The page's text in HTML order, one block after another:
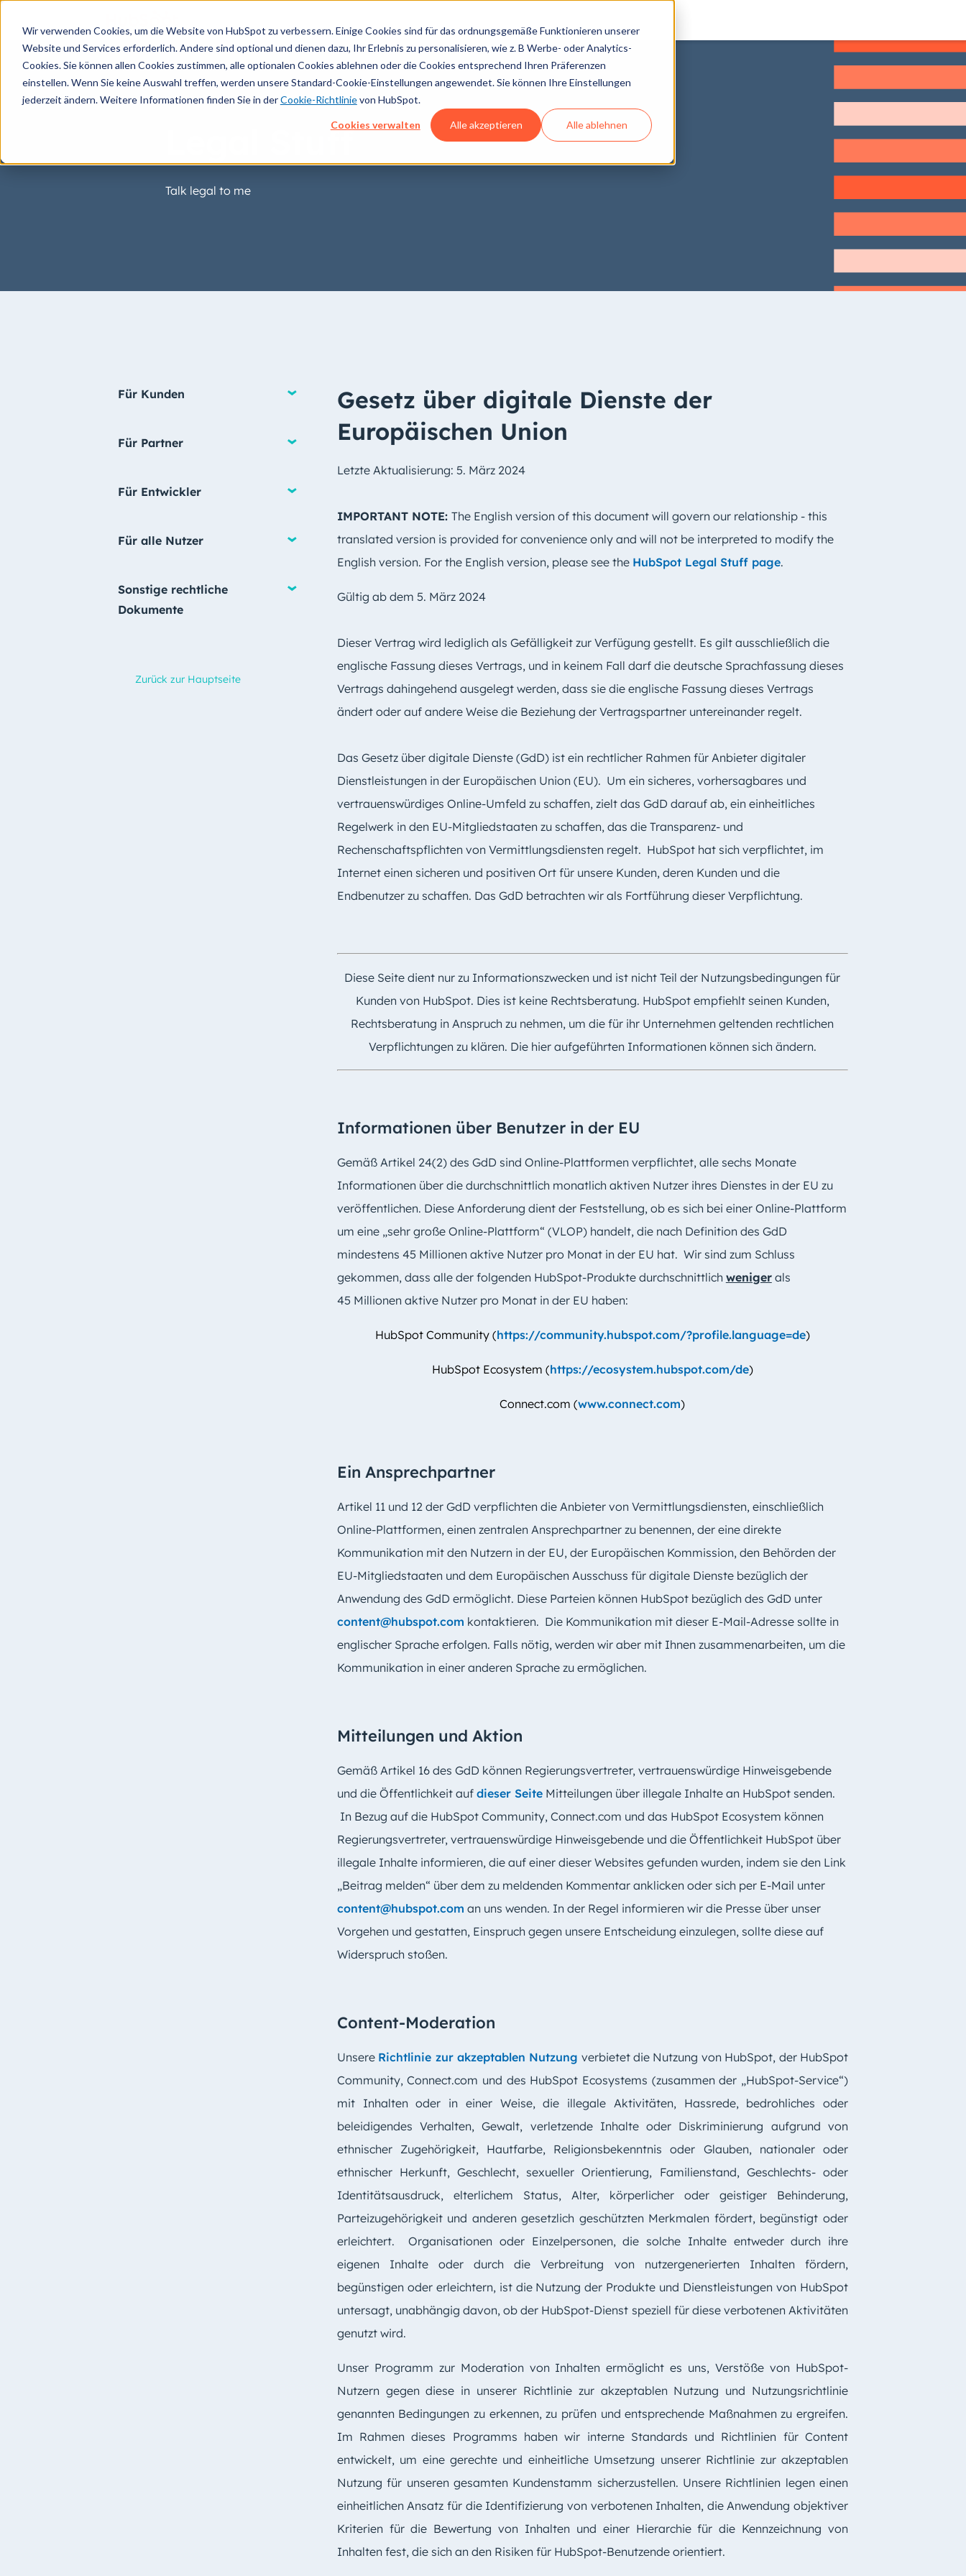
Wir verwenden Cookies, um die Website von HubSpot zu verbessern. Einige Cookies sind für das ordnungsgemäße Funktionieren unserer
Website und Services erforderlich. Andere sind optional und dienen dazu, Ihr Erlebnis zu personalisieren, wie z. B Werbe- oder Analytics-
Cookies. Sie können allen Cookies zustimmen, alle optionalen Cookies ablehnen oder die Cookies entsprechend Ihren Präferenzen
einstellen. Wenn Sie keine Auswahl treffen, werden unsere Standard-Cookie-Einstellungen angewendet. Sie können Ihre Einstellungen
jederzeit ändern. Weitere Informationen finden Sie in derCookie-Richtlinievon HubSpot.
Cookies verwalten Alle akzeptieren Alle ablehnen
Legal Stuff
Talk legal to me
Für Kunden
Für Partner
Für Entwickler
Für alle Nutzer
Sonstige rechtliche
Dokumente
Zurück zur Hauptseite
Gesetz über digitale Dienste der
Europäischen Union
Letzte Aktualisierung: 5. März 2024
IMPORTANT NOTE: The English version of this document will govern our relationship - this
translated version is provided for convenience only and will not be interpreted to modify the
English version. For the English version, please see the HubSpot Legal Stuff page.
Gültig ab dem 5. März 2024
Dieser Vertrag wird lediglich als Gefälligkeit zur Verfügung gestellt. Es gilt ausschließlich die
englische Fassung dieses Vertrags, und in keinem Fall darf die deutsche Sprachfassung dieses
Vertrags dahingehend ausgelegt werden, dass sie die englische Fassung dieses Vertrags
ändert oder auf andere Weise die Beziehung der Vertragspartner untereinander regelt.
Das Gesetz über digitale Dienste (GdD) ist ein rechtlicher Rahmen für Anbieter digitaler
Dienstleistungen in der Europäischen Union (EU). Um ein sicheres, vorhersagbares und
vertrauenswürdiges Online-Umfeld zu schaffen, zielt das GdD darauf ab, ein einheitliches
Regelwerk in den EU-Mitgliedstaaten zu schaffen, das die Transparenz- und
Rechenschaftspflichten von Vermittlungsdiensten regelt. HubSpot hat sich verpflichtet, im
Internet einen sicheren und positiven Ort für unsere Kunden, deren Kunden und die
Endbenutzer zu schaffen. Das GdD betrachten wir als Fortführung dieser Verpflichtung.
Diese Seite dient nur zu Informationszwecken und ist nicht Teil der Nutzungsbedingungen für
Kunden von HubSpot. Dies ist keine Rechtsberatung. HubSpot empfiehlt seinen Kunden,
Rechtsberatung in Anspruch zu nehmen, um die für ihr Unternehmen geltenden rechtlichen
Verpflichtungen zu klären. Die hier aufgeführten Informationen können sich ändern.
Informationen über Benutzer in der EU
Gemäß Artikel 24(2) des GdD sind Online-Plattformen verpflichtet, alle sechs Monate
Informationen über die durchschnittlich monatlich aktiven Nutzer ihres Dienstes in der EU zu
veröffentlichen. Diese Anforderung dient der Feststellung, ob es sich bei einer Online-Plattform
um eine „sehr große Online-Plattform“ (VLOP) handelt, die nach Definition des GdD
mindestens 45 Millionen aktive Nutzer pro Monat in der EU hat. Wir sind zum Schluss
gekommen, dass alle der folgenden HubSpot-Produkte durchschnittlich wenigerals
45 Millionen aktive Nutzer pro Monat in der EU haben:
HubSpot Community (https://community.hubspot.com/?profile.language=de)
HubSpot Ecosystem (https://ecosystem.hubspot.com/de)
Connect.com (www.connect.com)
Ein Ansprechpartner
Artikel 11 und 12 der GdD verpflichten die Anbieter von Vermittlungsdiensten, einschließlich
Online-Plattformen, einen zentralen Ansprechpartner zu benennen, der eine direkte
Kommunikation mit den Nutzern in der EU, der Europäischen Kommission, den Behörden der
EU-Mitgliedstaaten und dem Europäischen Ausschuss für digitale Dienste bezüglich der
Anwendung des GdD ermöglicht. Diese Parteien können HubSpot bezüglich des GdD unter
content@hubspot.com kontaktieren. Die Kommunikation mit dieser E-Mail-Adresse sollte in
englischer Sprache erfolgen. Falls nötig, werden wir aber mit Ihnen zusammenarbeiten, um die
Kommunikation in einer anderen Sprache zu ermöglichen.
Mitteilungen und Aktion
Gemäß Artikel 16 des GdD können Regierungsvertreter, vertrauenswürdige Hinweisgebende
und die Öffentlichkeit auf dieser SeiteMitteilungen über illegale Inhalte an HubSpot senden.
In Bezug auf die HubSpot Community, Connect.com und das HubSpot Ecosystem können
Regierungsvertreter, vertrauenswürdige Hinweisgebende und die Öffentlichkeit HubSpot über
illegale Inhalte informieren, die auf einer dieser Websites gefunden wurden, indem sie den Link
„Beitrag melden“ über dem zu meldenden Kommentar anklicken oder sich per E-Mail unter
content@hubspot.com an uns wenden. In der Regel informieren wir die Presse über unser
Vorgehen und gestatten, Einspruch gegen unsere Entscheidung einzulegen, sollte diese auf
Widerspruch stoßen.
Content-Moderation
Unsere Richtlinie zur akzeptablen Nutzung verbietet die Nutzung von HubSpot, der HubSpot
Community, Connect.com und des HubSpot Ecosystems (zusammen der „HubSpot-Service“)
mit Inhalten oder in einer Weise, die illegale Aktivitäten, Hassrede, bedrohliches oder
beleidigendes Verhalten, Gewalt, verletzende Inhalte oder Diskriminierung aufgrund von
ethnischer Zugehörigkeit, Hautfarbe, Religionsbekenntnis oder Glauben, nationaler oder
ethnischer Herkunft, Geschlecht, sexueller Orientierung, Familienstand, Geschlechts- oder
Identitätsausdruck, elterlichem Status, Alter, körperlicher oder geistiger Behinderung,
Parteizugehörigkeit und anderen gesetzlich geschützten Merkmalen fördert, begünstigt oder
erleichtert. Organisationen oder Einzelpersonen, die solche Inhalte entweder durch ihre
eigenen Inhalte oder durch die Verbreitung von nutzergenerierten Inhalten fördern,
begünstigen oder erleichtern, ist die Nutzung der Produkte und Dienstleistungen von HubSpot
untersagt, unabhängig davon, ob der HubSpot-Dienst speziell für diese verbotenen Aktivitäten
genutzt wird.
Unser Programm zur Moderation von Inhalten ermöglicht es uns, Verstöße von HubSpot-
Nutzern gegen diese in unserer Richtlinie zur akzeptablen Nutzung und Nutzungsrichtlinie
genannten Bedingungen zu erkennen, zu prüfen und entsprechende Maßnahmen zu ergreifen.
Im Rahmen dieses Programms haben wir interne Standards und Richtlinien für Content
entwickelt, um eine gerechte und einheitliche Umsetzung unserer Richtlinie zur akzeptablen
Nutzung für unseren gesamten Kundenstamm sicherzustellen. Unsere Richtlinien legen einen
einheitlichen Ansatz für die Identifizierung von verbotenen Inhalten, die Anwendung objektiver
Kriterien für die Bewertung von Inhalten und einer Hierarchie für die Kennzeichnung von
Inhalten fest, die sich an den Risiken für HubSpot-Benutzende orientiert.